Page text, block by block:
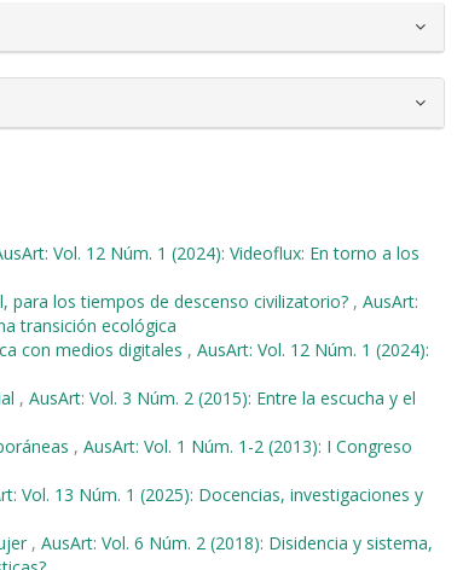
Vol. 12 Núm. 1 (2024): Videoflux: En torno a los
para los tiempos de descenso civilizatorio? , AusArt:
transición ecológica
con medios digitales , AusArt: Vol. 12 Núm. 1 (2024):
, AusArt: Vol. 3 Núm. 2 (2015): Entre la escucha y el
, AusArt: Vol. 1 Núm. 1-2 (2013): I Congreso
Vol. 13 Núm. 1 (2025): Docencias, investigaciones y
, AusArt: Vol. 6 Núm. 2 (2018): Disidencia y sistema,